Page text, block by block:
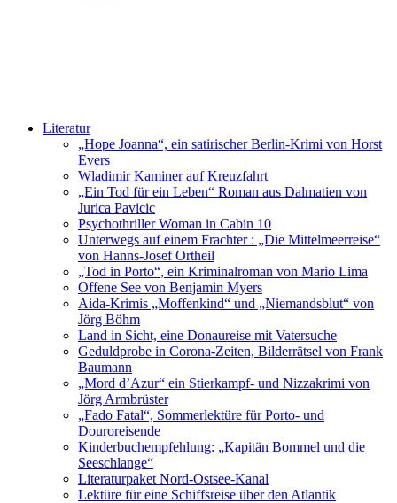
Literatur
„Hope Joanna“, ein satirischer Berlin-Krimi von Horst
Evers
Wladimir Kaminer auf Kreuzfahrt
„Ein Tod für ein Leben“ Roman aus Dalmatien von
Jurica Pavicic
Psychothriller Woman in Cabin 10
Unterwegs auf einem Frachter : „Die Mittelmeerreise“
von Hanns-Josef Ortheil
„Tod in Porto“, ein Kriminalroman von Mario Lima
Offene See von Benjamin Myers
Aida-Krimis „Moffenkind“ und „Niemandsblut“ von
Jörg Böhm
Land in Sicht, eine Donaureise mit Vatersuche
Geduldprobe in Corona-Zeiten, Bilderrätsel von Frank
Baumann
„Mord d’Azur“ ein Stierkampf- und Nizzakrimi von
Jörg Armbrüster
„Fado Fatal“, Sommerlektüre für Porto- und
Douroreisende
Kinderbuchempfehlung: „Kapitän Bommel und die
Seeschlange“
Literaturpaket Nord-Ostsee-Kanal
Lektüre für eine Schiffsreise über den Atlantik